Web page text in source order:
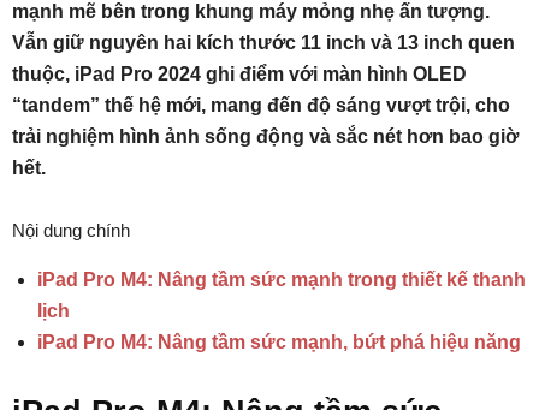
mạnh mẽ bên trong khung máy mỏng nhẹ ấn tượng.
Vẫn giữ nguyên hai kích thước 11 inch và 13 inch quen
thuộc, iPad Pro 2024 ghi điểm với màn hình OLED
“tandem” thế hệ mới, mang đến độ sáng vượt trội, cho
trải nghiệm hình ảnh sống động và sắc nét hơn bao giờ
hết.
Nội dung chính
iPad Pro M4: Nâng tầm sức mạnh trong thiết kế thanh
lịch
iPad Pro M4: Nâng tầm sức mạnh, bứt phá hiệu năng